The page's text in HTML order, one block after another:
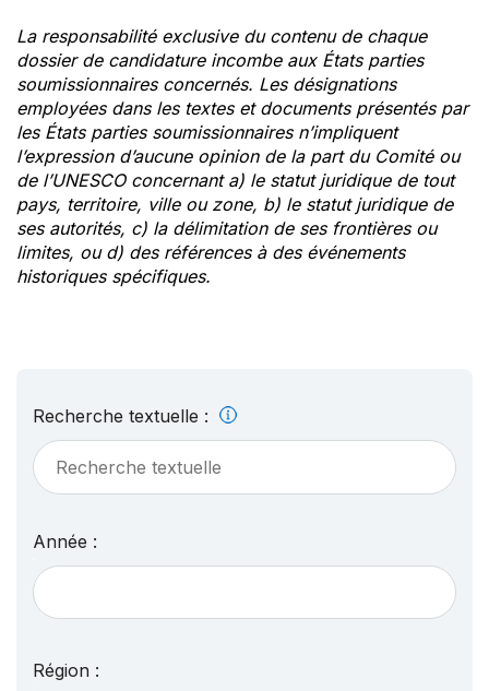
La responsabilité exclusive du contenu de chaque
dossier de candidature incombe aux États parties
soumissionnaires concernés. Les désignations
employées dans les textes et documents présentés par
les États parties soumissionnaires n’impliquent
l’expression d’aucune opinion de la part du Comité ou
de l’UNESCO concernant a) le statut juridique de tout
pays, territoire, ville ou zone, b) le statut juridique de
ses autorités, c) la délimitation de ses frontières ou
limites, ou d) des références à des événements
historiques spécifiques.
Recherche textuelle :
Année :
Région :